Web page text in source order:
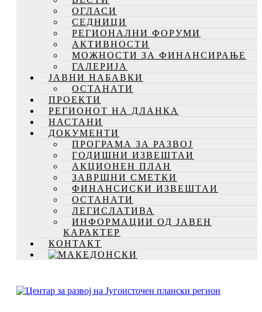
ОГЛАСИ
СЕДНИЦИ
РЕГИОНАЛНИ ФОРУМИ
АКТИВНОСТИ
МОЖНОСТИ ЗА ФИНАНСИРАЊЕ
ГАЛЕРИЈА
ЈАВНИ НАБАВКИ
ОСТАНАТИ
ПРОЕКТИ
РЕГИОНОТ НА ДЛАНКА
НАСТАНИ
ДОКУМЕНТИ
ПРОГРАМА ЗА РАЗВОЈ
ГОДИШНИ ИЗВЕШТАИ
АКЦИОНЕН ПЛАН
ЗАВРШНИ СМЕТКИ
ФИНАНСИСКИ ИЗВЕШТАИ
ОСТАНАТИ
ЛЕГИСЛАТИВА
ИНФОРМАЦИИ ОД ЈАВЕН
КАРАКТЕР
КОНТАКТ